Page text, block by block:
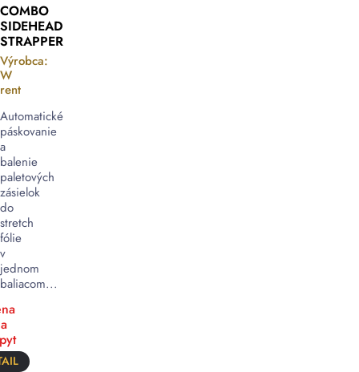
COMBO
SIDEHEAD
STRAPPER
Výrobca:
W
rent
Automatické
páskovanie
a
balenie
paletových
zásielok
do
stretch
fólie
v
jednom
baliacom...